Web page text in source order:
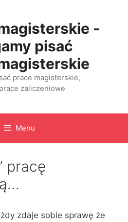
-
pisać
prace magisterskie,
zaliczeniowe
Menu
pracę
zdaje sobie sprawę że